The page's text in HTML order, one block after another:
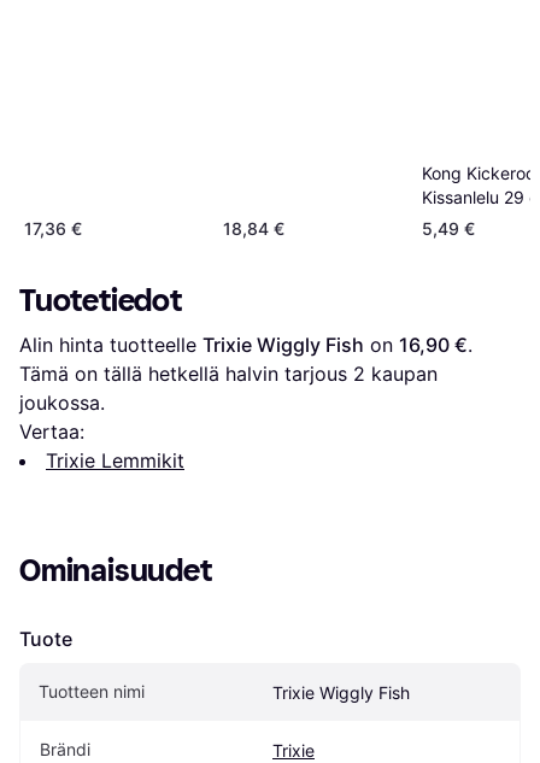
17,36 € 18,84 €
Kong Kickeroo
Kissanlelu 29
Kissat
5,49 €
Tuotetiedot
Alin hinta tuotteelle Trixie Wiggly Fish on 16,90 €.
Tämä on tällä hetkellä halvin tarjous 2 kaupan
joukossa.
Vertaa:
Trixie Lemmikit
Ominaisuudet
Tuote
Tuotteen nimi Trixie Wiggly Fish
Brändi Trixie